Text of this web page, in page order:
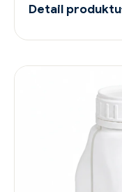
Detail produktu